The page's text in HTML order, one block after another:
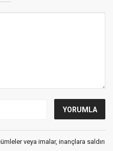
veya imalar, inançlara saldırı